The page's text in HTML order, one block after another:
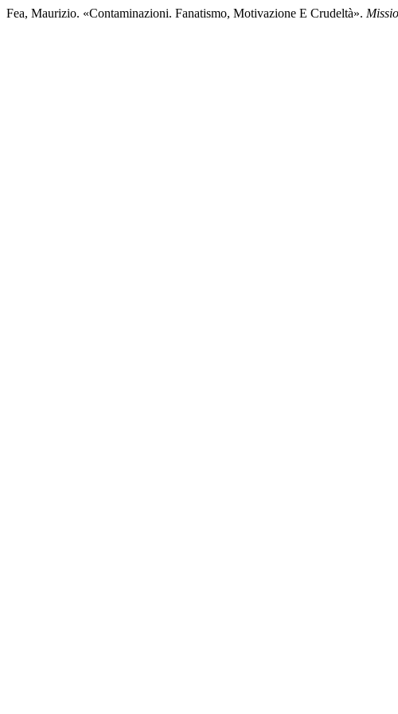
Fea, Maurizio. «Contaminazioni. Fanatismo, Motivazione E Crudeltà».